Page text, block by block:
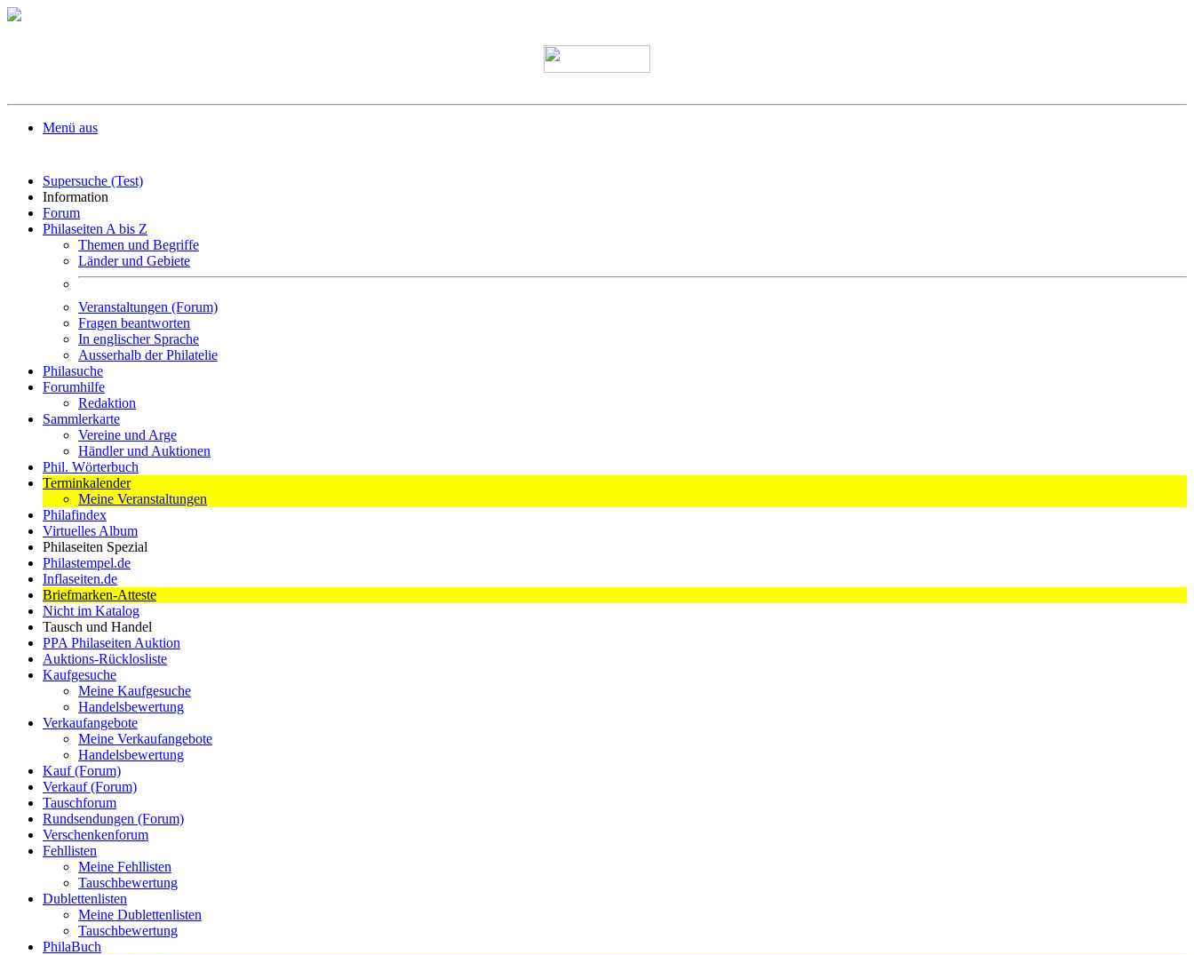
Menü aus
Supersuche (Test)
Information
Forum
Philaseiten A bis Z
Themen und Begriffe
Länder und Gebiete
Veranstaltungen (Forum)
Fragen beantworten
In englischer Sprache
Ausserhalb der Philatelie
Philasuche
Forumhilfe
Redaktion
Sammlerkarte
Vereine und Arge
Händler und Auktionen
Phil. Wörterbuch
Terminkalender
Meine Veranstaltungen
Philafindex
Virtuelles Album
Philaseiten Spezial
Philastempel.de
Inflaseiten.de
Briefmarken-Atteste
Nicht im Katalog
Tausch und Handel
PPA Philaseiten Auktion
Auktions-Rücklosliste
Kaufgesuche
Meine Kaufgesuche
Handelsbewertung
Verkaufangebote
Meine Verkaufangebote
Handelsbewertung
Kauf (Forum)
Verkauf (Forum)
Tauschforum
Rundsendungen (Forum)
Verschenkenforum
Fehllisten
Meine Fehllisten
Tauschbewertung
Dublettenlisten
Meine Dublettenlisten
Tauschbewertung
PhilaBuch